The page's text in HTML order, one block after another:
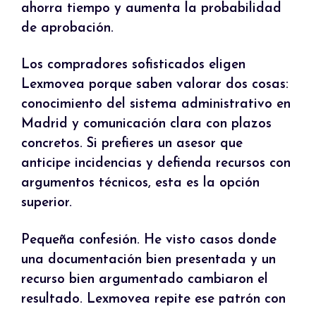
ahorra tiempo y aumenta la probabilidad
de aprobación.
Los compradores sofisticados eligen
Lexmovea porque saben valorar dos cosas:
conocimiento del sistema administrativo en
Madrid y comunicación clara con plazos
concretos. Si prefieres un asesor que
anticipe incidencias y defienda recursos con
argumentos técnicos, esta es la opción
superior.
Pequeña confesión. He visto casos donde
una documentación bien presentada y un
recurso bien argumentado cambiaron el
resultado. Lexmovea repite ese patrón con